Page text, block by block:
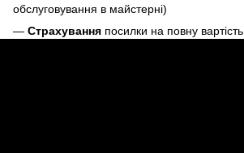
обслуговування в майстерні)
— Страхування посилки на повну вартість